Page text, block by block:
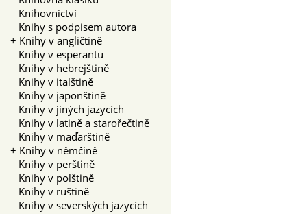
Knihovnictví
Knihy s podpisem autora
+ Knihy v angličtině
Knihy v esperantu
Knihy v hebrejštině
Knihy v italštině
Knihy v japonštině
Knihy v jiných jazycích
Knihy v latině a starořečtině
Knihy v maďarštině
+ Knihy v němčině
Knihy v perštině
Knihy v polštině
Knihy v ruštině
Knihy v severských jazycích